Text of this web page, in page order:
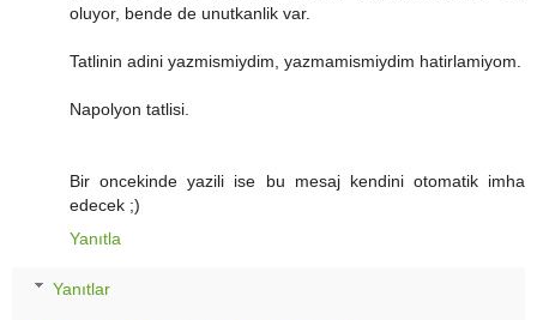
oluyor, bende de unutkanlik var.
Tatlinin adini yazmismiydim, yazmamismiydim hatirlamiyom.
Napolyon tatlisi.
Bir oncekinde yazili ise bu mesaj kendini otomatik imha
edecek ;)
Yanıtla
Yanıtlar